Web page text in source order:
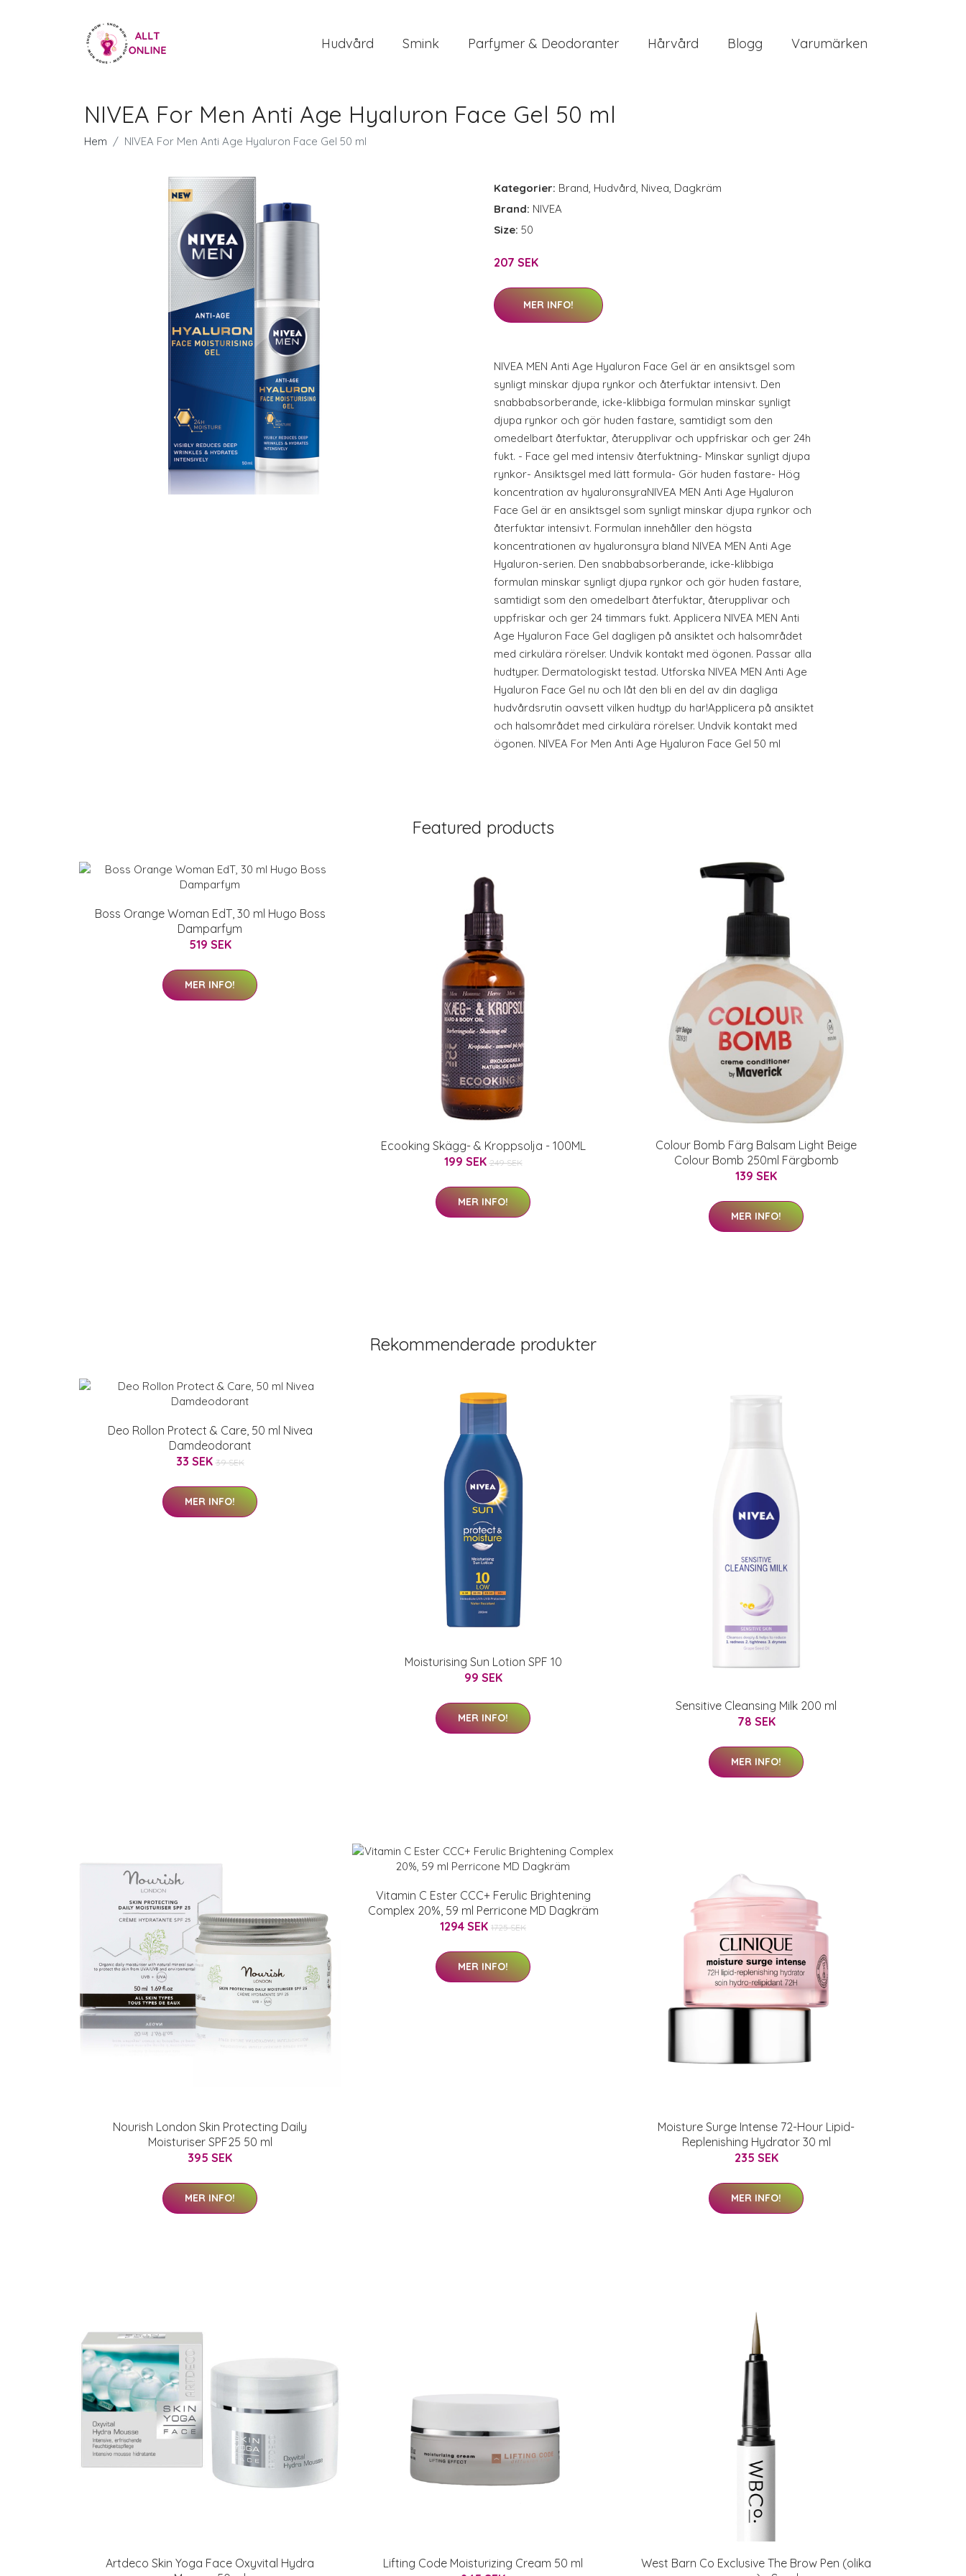
Hudvård Smink Parfymer & Deodoranter Hårvård Blogg Varumärken
NIVEA For Men Anti Age Hyaluron Face Gel 50 ml
Hem NIVEA For Men Anti Age Hyaluron Face Gel 50 ml
Kategorier: Brand, Hudvård, Nivea, Dagkräm
Brand: NIVEA
Size: 50
207 SEK
MER INFO!
NIVEA MEN Anti Age Hyaluron Face Gel är en ansiktsgel som
synligt minskar djupa rynkor och återfuktar intensivt. Den
snabbabsorberande, icke-klibbiga formulan minskar synligt
djupa rynkor och gör huden fastare, samtidigt som den
omedelbart återfuktar, återupplivar och uppfriskar och ger 24h
fukt. - Face gel med intensiv återfuktning- Minskar synligt djupa
rynkor- Ansiktsgel med lätt formula- Gör huden fastare- Hög
koncentration av hyaluronsyraNIVEA MEN Anti Age Hyaluron
Face Gel är en ansiktsgel som synligt minskar djupa rynkor och
återfuktar intensivt. Formulan innehåller den högsta
koncentrationen av hyaluronsyra bland NIVEA MEN Anti Age
Hyaluron-serien. Den snabbabsorberande, icke-klibbiga
formulan minskar synligt djupa rynkor och gör huden fastare,
samtidigt som den omedelbart återfuktar, återupplivar och
uppfriskar och ger 24 timmars fukt. Applicera NIVEA MEN Anti
Age Hyaluron Face Gel dagligen på ansiktet och halsområdet
med cirkulära rörelser. Undvik kontakt med ögonen. Passar alla
hudtyper. Dermatologiskt testad. Utforska NIVEA MEN Anti Age
Hyaluron Face Gel nu och låt den bli en del av din dagliga
hudvårdsrutin oavsett vilken hudtyp du har!Applicera på ansiktet
och halsområdet med cirkulära rörelser. Undvik kontakt med
ögonen. NIVEA For Men Anti Age Hyaluron Face Gel 50 ml
Featured products
Boss Orange Woman EdT, 30 ml Hugo Boss
Damparfym
519 SEK
MER INFO!
Ecooking Skägg- & Kroppsolja - 100ML
199 SEK 249 SEK
MER INFO!
Colour Bomb Färg Balsam Light Beige
Colour Bomb 250ml Färgbomb
139 SEK
MER INFO!
Rekommenderade produkter
Deo Rollon Protect & Care, 50 ml Nivea
Damdeodorant
33 SEK 39 SEK
MER INFO!
Moisturising Sun Lotion SPF 10
99 SEK
MER INFO!
Sensitive Cleansing Milk 200 ml
78 SEK
MER INFO!
Nourish London Skin Protecting Daily
Moisturiser SPF25 50 ml
395 SEK
MER INFO!
Vitamin C Ester CCC+ Ferulic Brightening
Complex 20%, 59 ml Perricone MD Dagkräm
1294 SEK 1725 SEK
MER INFO!
Moisture Surge Intense 72-Hour Lipid-
Replenishing Hydrator 30 ml
235 SEK
MER INFO!
Artdeco Skin Yoga Face Oxyvital Hydra
Lifting Code Moisturizing Cream 50 ml
West Barn Co Exclusive The Brow Pen (olika